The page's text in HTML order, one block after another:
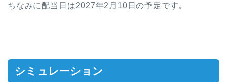
ちなみに配当日は2027年2月10日の予定です。
シミュレーション